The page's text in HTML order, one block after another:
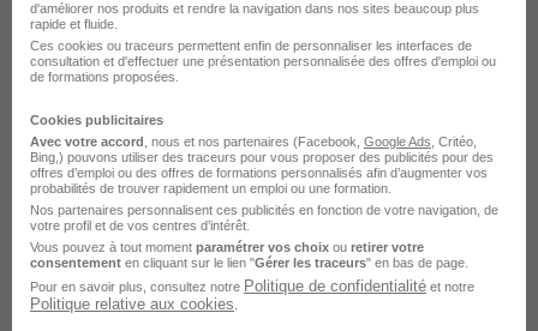
Courte
d'améliorer nos produits et rendre la navigation dans nos sites beaucoup plus
rapide et fluide.
Ces cookies ou traceurs permettent enfin de personnaliser les interfaces de
consultation et d'effectuer une présentation personnalisée des offres d'emploi ou
de formations proposées.
Cookies publicitaires
Avec votre accord , nous et nos partenaires (Facebook, Google Ads , Critéo,
Bing,) pouvons utiliser des traceurs pour vous proposer des publicités pour des
offres d’emploi ou des offres de formations personnalisés afin d’augmenter vos
probabilités de trouver rapidement un emploi ou une formation.
Nos partenaires personnalisent ces publicités en fonction de votre navigation, de
votre profil et de vos centres d’intérêt.
Vous pouvez à tout moment paramétrer vos choix ou retirer votre
consentement en cliquant sur le lien "Gérer les traceurs" en bas de page.
Pour en savoir plus, consultez notre Politique de confidentialité et notre
Politique relative aux cookies